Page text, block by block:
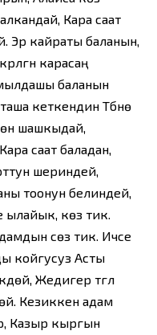
Кара саат
Эр кайраты баланын,
карасаң
баланын
кеткендин Түбүнө
шашкыдай,
саат баладан,
шериндей,
тоонун белиндей,
көзү тик.
сөзү тик. Ичсе
койгусуз Асты
Жедигер түгүл
Кезиккен адам
Казыр кыргын